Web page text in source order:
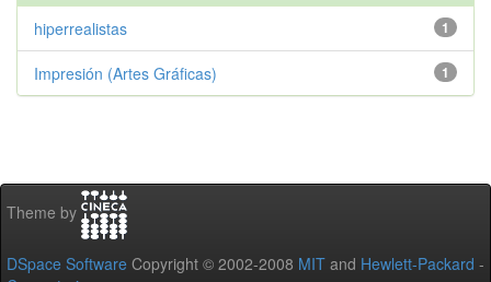
1
hiperrealistas
1
Impresión (Artes Gráficas)
Theme by
DSpace Software Copyright © 2002-2008 MIT and Hewlett-Packard -